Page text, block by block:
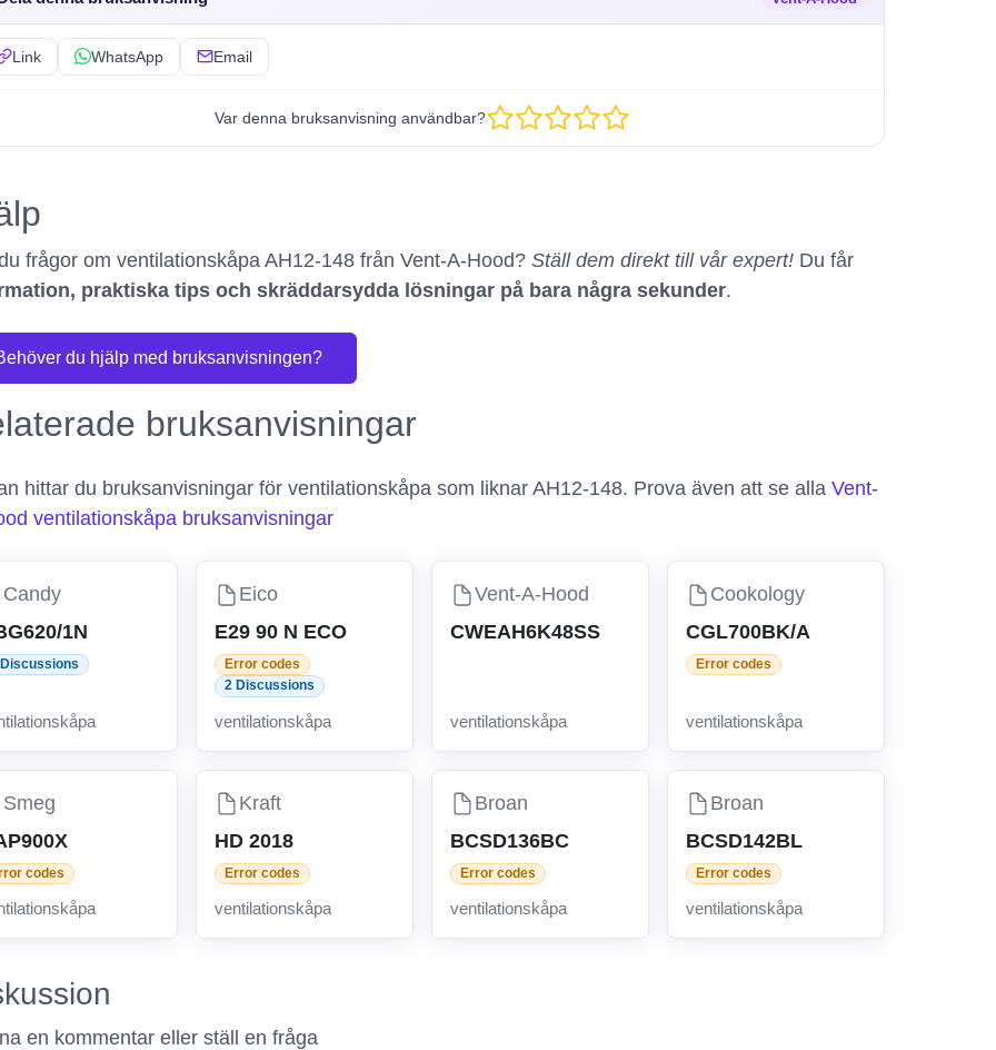
Link WhatsApp Email
Var denna bruksanvisning användbar?
frågor om ventilationskåpa AH12-148 från Vent-A-Hood? Ställ dem direkt till vår expert! Du får
praktiska tips och skräddarsydda lösningar på bara några sekunder.
du hjälp med bruksanvisningen?
bruksanvisningar
hittar du bruksanvisningar för ventilationskåpa som liknar AH12-148. Prova även att se alla Vent-
ventilationskåpa bruksanvisningar
Candy
1N
Eico
E29 90 N ECO
Error codes
2 Discussions
ventilationskåpa
Vent-A-Hood
CWEAH6K48SS
ventilationskåpa
Cookology
CGL700BK/A
Error codes
ventilationskåpa
Smeg
codes
Kraft
HD 2018
Error codes
ventilationskåpa
Broan
BCSD136BC
Error codes
ventilationskåpa
Broan
BCSD142BL
Error codes
ventilationskåpa
en kommentar eller ställ en fråga